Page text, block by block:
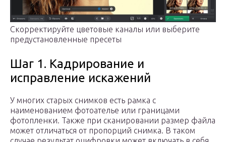
Скорректируйте цветовые каналы или выберите
предустановленные пресеты
Шаг 1. Кадрирование и
исправление искажений
У многих старых снимков есть рамка с
наименованием фотоателье или границами
фотопленки. Также при сканировании размер файла
может отличаться от пропорций снимка. В таком